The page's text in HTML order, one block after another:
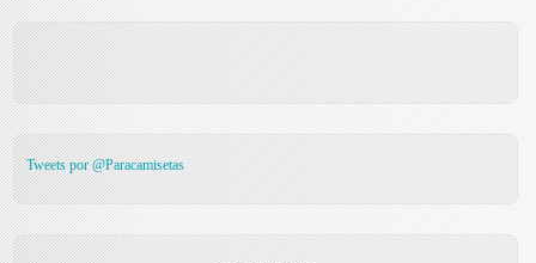
Tweets por @Paracamisetas